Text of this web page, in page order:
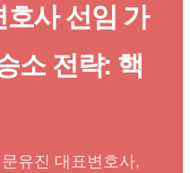
사 선임 가
소 전략: 핵
유진 대표변호사,